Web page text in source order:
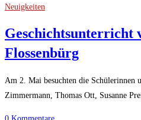
Neuigkeiten
Geschichtsunterricht
Flossenbürg
Am 2. Mai besuchten die Schülerinnen
Zimmermann, Thomas Ott, Susanne